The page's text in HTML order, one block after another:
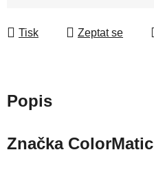
Tisk Zeptat se
Popis
ZnačkaColorMatic